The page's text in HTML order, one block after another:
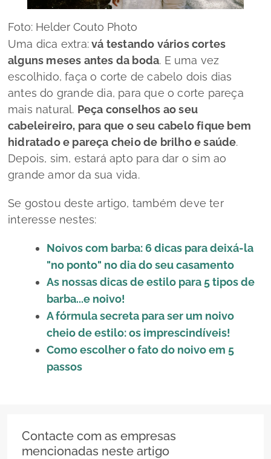
Foto: Helder Couto Photo
Uma dica extra:vá testando vários cortes
alguns meses antes da boda. E uma vez
escolhido, faça o corte de cabelo dois dias
antes do grande dia, para que o corte pareça
mais natural. Peça conselhos ao seu
cabeleireiro, para que o seu cabelo fique bem
hidratado e pareça cheio de brilho e saúde.
Depois, sim, estará apto para dar o sim ao
grande amor da sua vida.
Se gostou deste artigo, também deve ter
interesse nestes:
Noivos com barba: 6 dicas para deixá-la
"no ponto" no dia do seu casamento
As nossas dicas de estilo para 5 tipos de
barba...e noivo!
A fórmula secreta para ser um noivo
cheio de estilo: os imprescindíveis!
Como escolher o fato do noivo em 5
passos
Contacte com as empresas
mencionadas neste artigo